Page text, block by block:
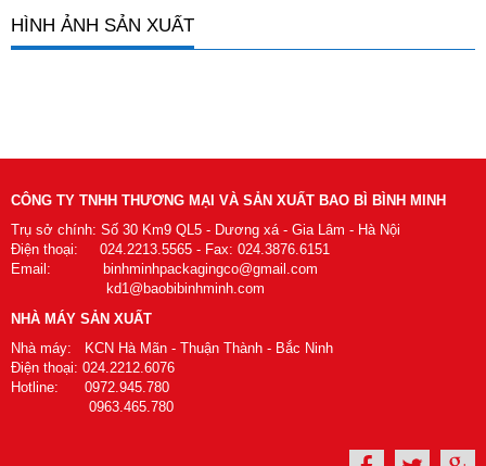
HÌNH ẢNH SẢN XUẤT
CÔNG TY TNHH THƯƠNG MẠI VÀ SẢN XUẤT BAO BÌ BÌNH MINH
Trụ sở chính: Số 30 Km9 QL5 - Dương xá - Gia Lâm - Hà Nội
Điện thoại: 024.2213.5565 - Fax: 024.3876.6151
Email: binhminhpackagingco@gmail.com
kd1@baobibinhminh.com
NHÀ MÁY SẢN XUẤT
Nhà máy: KCN Hà Mãn - Thuận Thành - Bắc Ninh
Điện thoại: 024.2212.6076
Hotline: 0972.945.780
0963.465.780